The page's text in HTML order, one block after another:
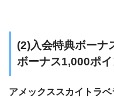
(2)入会特典ボーナ
ボーナス1,000ポイ
アメックススカイトラ